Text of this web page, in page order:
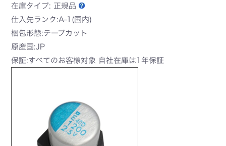
在庫タイプ: 正規品
仕入先ランク:A-1(国内)
梱包形態:テープカット
原産国:JP
保証:すべてのお客様対象 自社在庫は1年保証